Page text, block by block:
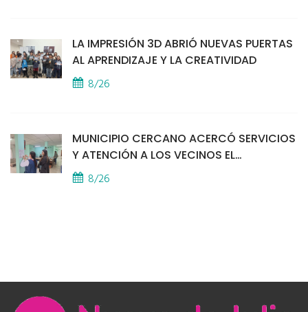
LA IMPRESIÓN 3D ABRIÓ NUEVAS PUERTAS
AL APRENDIZAJE Y LA CREATIVIDAD
8/26
MUNICIPIO CERCANO ACERCÓ SERVICIOS
Y ATENCIÓN A LOS VECINOS EL
PROVINCIAL
8/26